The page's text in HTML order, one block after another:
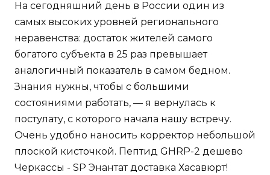
На сегодняшний день в России один из
самых высоких уровней регионального
неравенства: достаток жителей самого
богатого субъекта в 25 раз превышает
аналогичный показатель в самом бедном.
Знания нужны, чтобы с большими
состояниями работать, — я вернулась к
постулату, с которого начала нашу встречу.
Очень удобно наносить корректор небольшой
плоской кисточкой. Пептид GHRP-2 дешево
Черкассы - SP Энантат доставка Хасавюрт!